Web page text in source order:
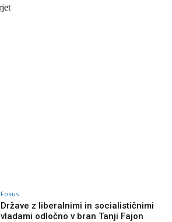
Fokus
Države z liberalnimi in socialističnimi
vladami odločno v bran Tanji Fajon